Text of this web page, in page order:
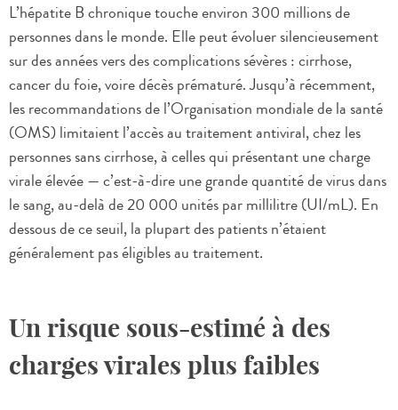
L’hépatite B chronique touche environ 300 millions de
personnes dans le monde. Elle peut évoluer silencieusement
sur des années vers des complications sévères : cirrhose,
cancer du foie, voire décès prématuré. Jusqu’à récemment,
les recommandations de l’Organisation mondiale de la santé
(OMS) limitaient l’accès au traitement antiviral, chez les
personnes sans cirrhose, à celles qui présentant une charge
virale élevée — c’est-à-dire une grande quantité de virus dans
le sang, au-delà de 20 000 unités par millilitre (UI/mL). En
dessous de ce seuil, la plupart des patients n’étaient
généralement pas éligibles au traitement.
Un risque sous-estimé à des
charges virales plus faibles